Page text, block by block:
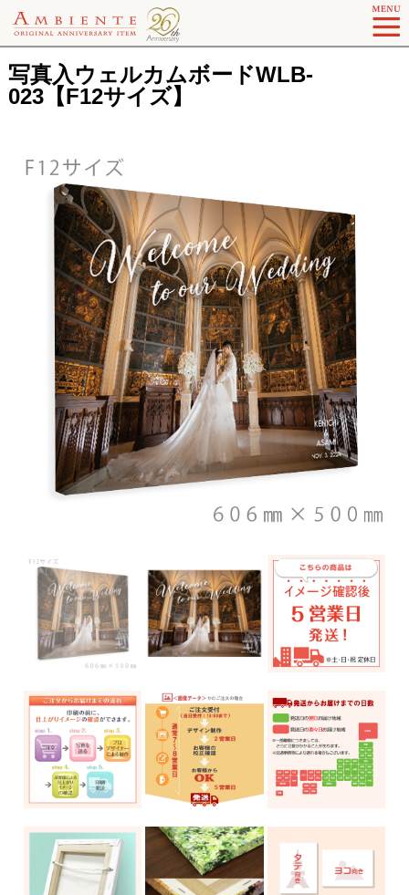
写真入ウェルカムボードWLB-
023【F12サイズ】